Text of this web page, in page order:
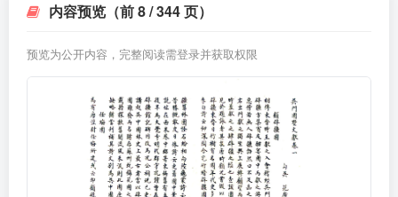
内容预览（前 8 / 344 页）
预览为公开内容，完整阅读需登录并获取权限